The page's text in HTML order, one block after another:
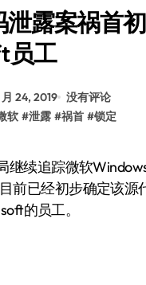
露案祸首
员工
月 24, 2019 没有评论
软 #泄露 #祸首 #锁定
前已经初步确定该源
的员工。